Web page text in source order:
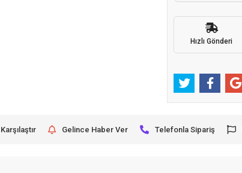
Hızlı Gönderi
Karşılaştır Gelince Haber Ver Telefonla Sipariş